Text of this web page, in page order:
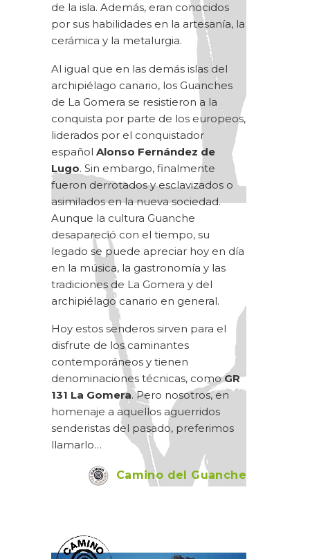
de la isla. Además, eran conocidos
por sus habilidades en la artesanía, la
cerámica y la metalurgia.
Al igual que en las demás islas del
archipiélago canario, los Guanches
de La Gomera se resistieron a la
conquista por parte de los europeos,
liderados por el conquistador
español Alonso Fernández de
Lugo. Sin embargo, finalmente
fueron derrotados y esclavizados o
asimilados en la nueva sociedad.
Aunque la cultura Guanche
desapareció con el tiempo, su
legado se puede apreciar hoy en día
en la música, la gastronomía y las
tradiciones de La Gomera y del
archipiélago canario en general.
Hoy estos senderos sirven para el
disfrute de los caminantes
contemporáneos y tienen
denominaciones técnicas, comoGR
131 La Gomera. Pero nosotros, en
homenaje a aquellos aguerridos
senderistas del pasado, preferimos
llamarlo…
Camino del Guanche